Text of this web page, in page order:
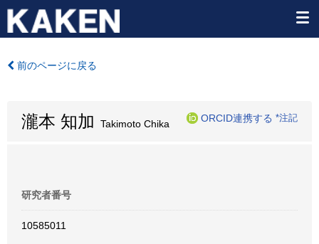
前のページに戻る
瀧本 知加 Takimoto Chika
ORCID連携する *注記
研究者番号
10585011